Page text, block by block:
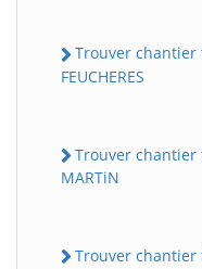
Trouver chantier
FEUCHERES
Trouver chantier
MARTiN
Trouver chantier